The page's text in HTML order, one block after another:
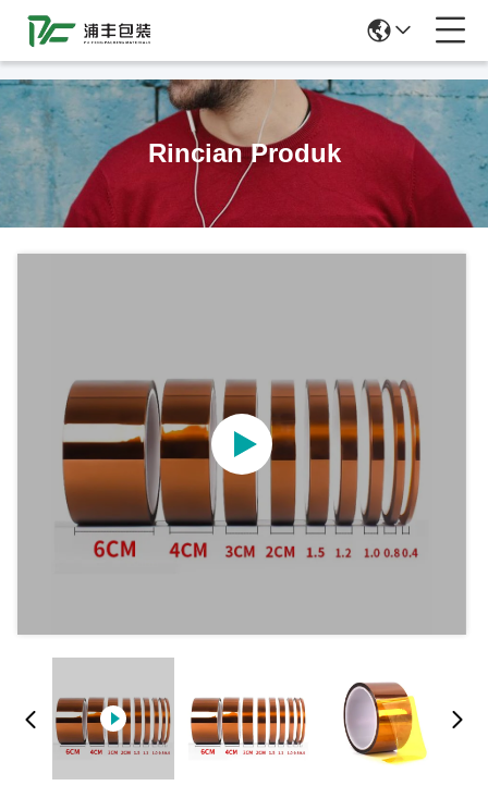
Rincian Produk